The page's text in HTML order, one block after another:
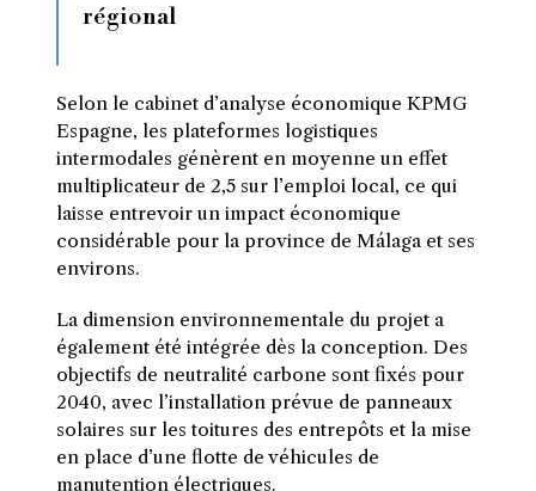
régional
Selon le cabinet d’analyse économique KPMG
Espagne, les plateformes logistiques
intermodales génèrent en moyenne un effet
multiplicateur de 2,5 sur l’emploi local, ce qui
laisse entrevoir un impact économique
considérable pour la province de Málaga et ses
environs.
La dimension environnementale du projet a
également été intégrée dès la conception. Des
objectifs de neutralité carbone sont fixés pour
2040, avec l’installation prévue de panneaux
solaires sur les toitures des entrepôts et la mise
en place d’une flotte de véhicules de
manutention électriques.